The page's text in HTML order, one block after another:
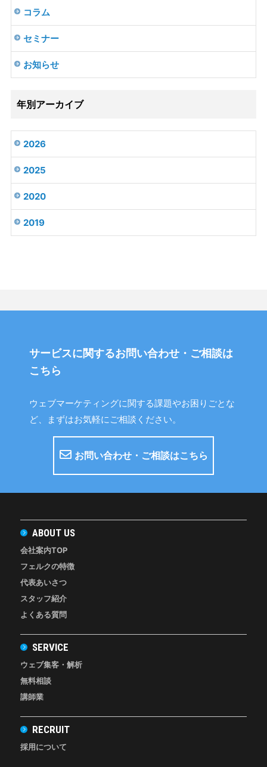
コラム
セミナー
お知らせ
年別アーカイブ
2026
2025
2020
2019
サービスに関するお問い合わせ・ご相談は
こちら
ウェブマーケティングに関する課題やお困りごとな
ど、まずはお気軽にご相談ください。
お問い合わせ・ご相談はこちら
ABOUT US
会社案内TOP
フェルクの特徴
代表あいさつ
スタッフ紹介
よくある質問
SERVICE
ウェブ集客・解析
無料相談
講師業
RECRUIT
採用について